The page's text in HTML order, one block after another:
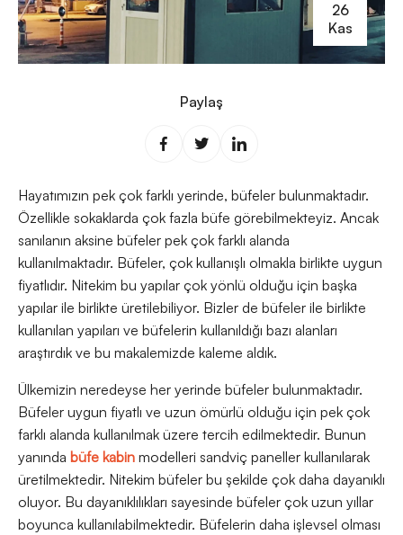
26
Kas
Paylaş
Hayatımızın pek çok farklı yerinde, büfeler bulunmaktadır.
Özellikle sokaklarda çok fazla büfe görebilmekteyiz. Ancak
sanılanın aksine büfeler pek çok farklı alanda
kullanılmaktadır. Büfeler, çok kullanışlı olmakla birlikte uygun
fiyatlıdır. Nitekim bu yapılar çok yönlü olduğu için başka
yapılar ile birlikte üretilebiliyor. Bizler de büfeler ile birlikte
kullanılan yapıları ve büfelerin kullanıldığı bazı alanları
araştırdık ve bu makalemizde kaleme aldık.
Ülkemizin neredeyse her yerinde büfeler bulunmaktadır.
Büfeler uygun fiyatlı ve uzun ömürlü olduğu için pek çok
farklı alanda kullanılmak üzere tercih edilmektedir. Bunun
yanında büfe kabin modelleri sandviç paneller kullanılarak
üretilmektedir. Nitekim büfeler bu şekilde çok daha dayanıklı
oluyor. Bu dayanıklılıkları sayesinde büfeler çok uzun yıllar
boyunca kullanılabilmektedir. Büfelerin daha işlevsel olması